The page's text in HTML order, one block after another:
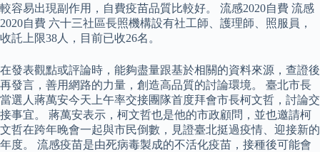
較容易出現副作用，自費疫苗品質比較好。 流感2020自費 流感
2020自費 六十三社區長照機構設有社工師、護理師、照服員，
收託上限38人，目前已收26名。
在發表觀點或評論時，能夠盡量跟基於相關的資料來源，查證後
再發言，善用網路的力量，創造高品質的討論環境。 臺北市長
當選人蔣萬安今天上午率交接團隊首度拜會市長柯文哲，討論交
接事宜。 蔣萬安表示，柯文哲也是他的市政顧問，並也邀請柯
文哲在跨年晚會一起與市民倒數，見證臺北挺過疫情、迎接新的
年度。 流感疫苗是由死病毒製成的不活化疫苗，接種後可能會